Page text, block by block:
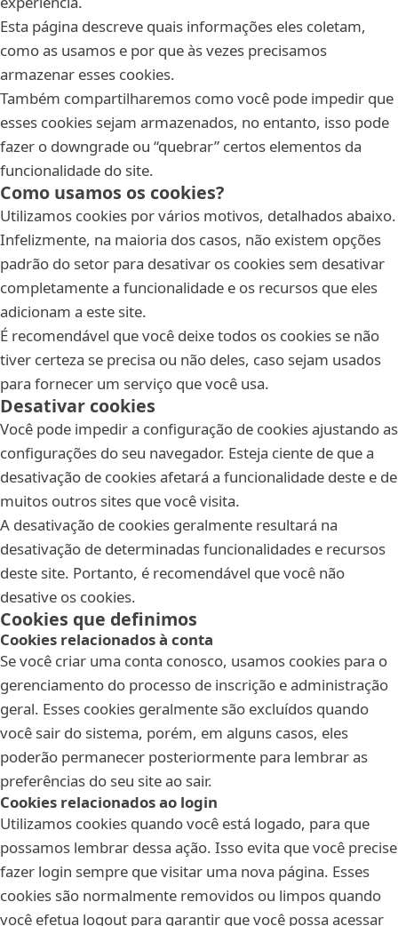
Esta página descreve quais informações eles coletam,
como as usamos e por que às vezes precisamos
armazenar esses cookies.
Também compartilharemos como você pode impedir que
esses cookies sejam armazenados, no entanto, isso pode
fazer o downgrade ou “quebrar” certos elementos da
funcionalidade do site.
Como usamos os cookies?
Utilizamos cookies por vários motivos, detalhados abaixo.
Infelizmente, na maioria dos casos, não existem opções
padrão do setor para desativar os cookies sem desativar
completamente a funcionalidade e os recursos que eles
adicionam a este site.
É recomendável que você deixe todos os cookies se não
tiver certeza se precisa ou não deles, caso sejam usados
para fornecer um serviço que você usa.
Desativar cookies
Você pode impedir a configuração de cookies ajustando as
configurações do seu navegador. Esteja ciente de que a
desativação de cookies afetará a funcionalidade deste e de
muitos outros sites que você visita.
A desativação de cookies geralmente resultará na
desativação de determinadas funcionalidades e recursos
deste site. Portanto, é recomendável que você não
desative os cookies.
Cookies que definimos
Cookies relacionados à conta
Se você criar uma conta conosco, usamos cookies para o
gerenciamento do processo de inscrição e administração
geral. Esses cookies geralmente são excluídos quando
você sair do sistema, porém, em alguns casos, eles
poderão permanecer posteriormente para lembrar as
preferências do seu site ao sair.
Cookies relacionados ao login
Utilizamos cookies quando você está logado, para que
possamos lembrar dessa ação. Isso evita que você precise
fazer login sempre que visitar uma nova página. Esses
cookies são normalmente removidos ou limpos quando
você efetua logout para garantir que você possa acessar